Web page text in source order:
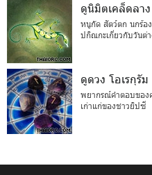
ดูนิมิตเคล็ดลา
หนูกัด สัตว์ตก นกร้อ
ปกิณกะเกี่ยวกับวันต่า
ดูดวง โอเรกุรัม
พยากรณ์คำตอบของ
เก่าแก่ของชาวยิปซี